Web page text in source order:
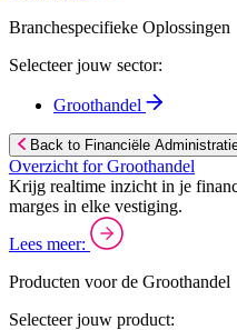
Branchespecifieke Oplossingen
Selecteer jouw sector:
Groothandel
Back to Financiële
Overzicht for Groothandel
Krijg realtime inzicht in je
marges in elke vestiging.
Lees meer:
Producten voor de Groothandel
Selecteer jouw product: